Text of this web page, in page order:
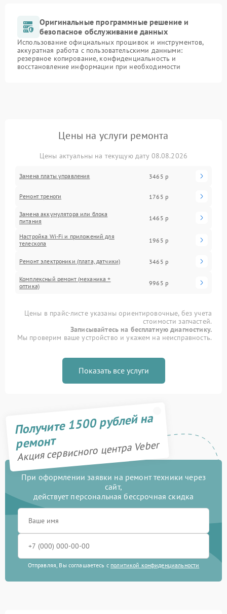
Оригинальные программные решение и
безопасное обслуживание данных
Использование официальных прошивок и инструментов,
аккуратная работа с пользовательскими данными:
резервное копирование, конфиденциальность и
восстановление информации при необходимости
Цены на услуги ремонта
Цены актуальны на текущую дату 08.08.2026
Замена платы управления 3465 р
Ремонт треноги 1765 р
Замена аккумулятора или блока
питания
1465 р
Настройка Wi-Fi и приложений для
телескопа
1965 р
Ремонт электроники (плата, датчики) 3465 р
Комплексный ремонт (механика +
оптика)
9965 р
Цены в прайс-листе указаны ориентировочные, без учета
стоимости запчастей.
Записывайтесь на бесплатную диагностику.
Мы проверим ваше устройство и укажем на неисправность.
Показать все услуги
Получите 1500 рублей на
ремонт
Акция сервисного центра Veber
При оформлении заявки на ремонт техники через
сайт,
действует персональная бессрочная скидка
Отправляя, Вы соглашаетесь с политикой конфиденциальности